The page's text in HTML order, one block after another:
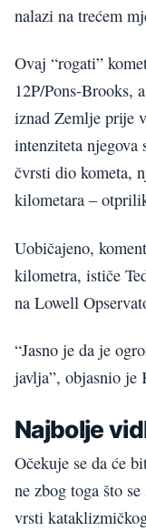
nalazi na trećem
Ovaj “rogati”
12P/Pons-Brooks,
iznad Zemlje prije
intenziteta njegova
čvrsti dio kometa,
kilometara –
Uobičajeno,
kilometra, ističe
na Lowell
“Jasno je da je
javlja”, objasnio je
Najbolje
Očekuje se da će
ne zbog toga što
vrsti